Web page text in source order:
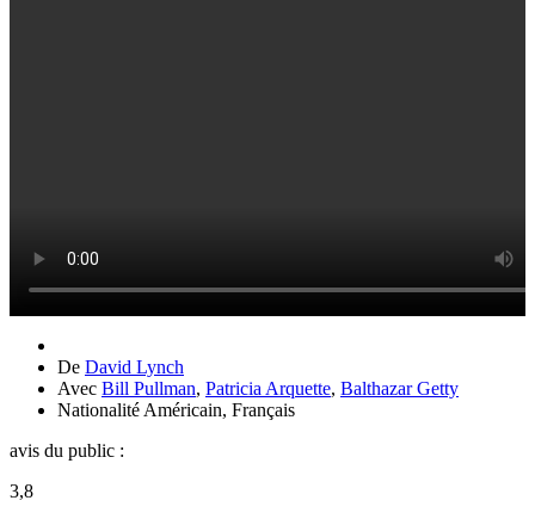
De David Lynch
Avec Bill Pullman, Patricia Arquette, Balthazar Getty
Nationalité Américain, Français
avis du public :
3,8